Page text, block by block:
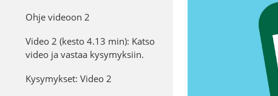
Ohje videoon 2
Video 2 (kesto 4.13 min): Katso
video ja vastaa kysymyksiin.
Kysymykset: Video 2